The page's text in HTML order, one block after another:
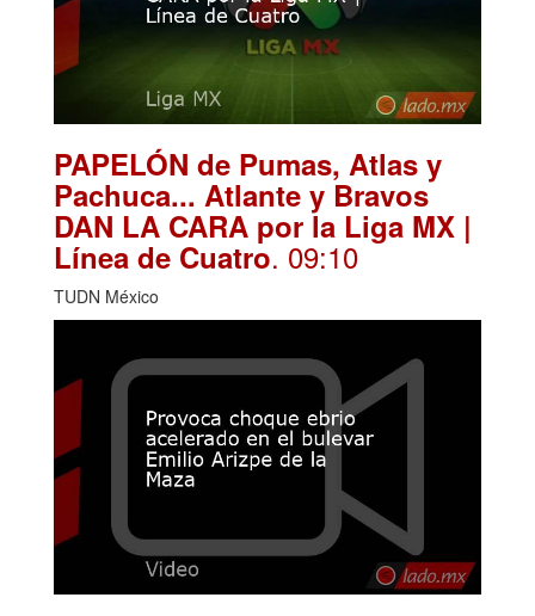
PAPELÓN de Pumas, Atlas y
Pachuca... Atlante y Bravos
DAN LA CARA por la Liga MX |
Línea de Cuatro. 09:10
TUDN México